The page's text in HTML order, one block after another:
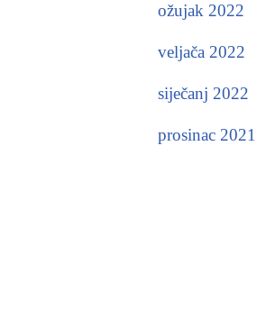
ožujak 2022
veljača 2022
siječanj 2022
prosinac 2021